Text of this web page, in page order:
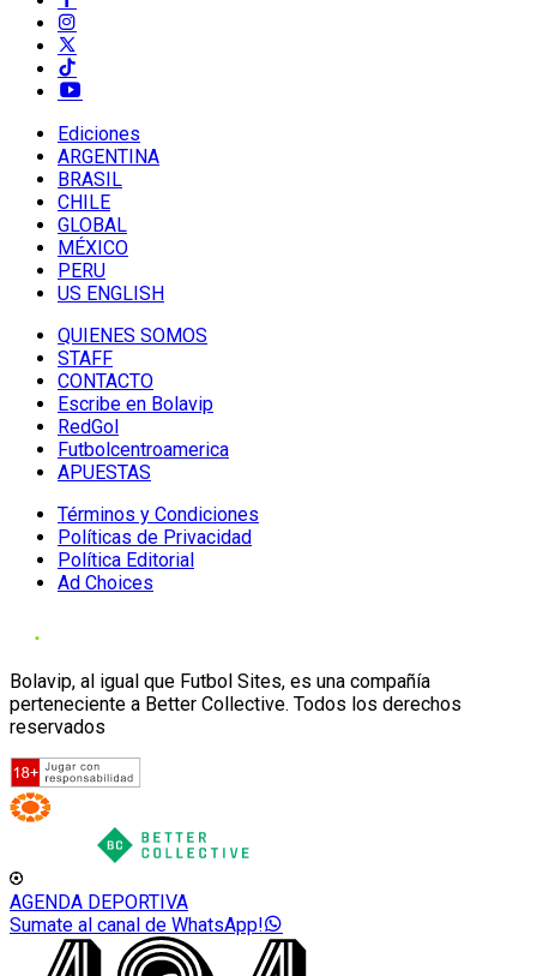
Ediciones
ARGENTINA
BRASIL
CHILE
GLOBAL
MÉXICO
PERU
US ENGLISH
QUIENES SOMOS
STAFF
CONTACTO
Escribe en Bolavip
RedGol
Futbolcentroamerica
APUESTAS
Términos y Condiciones
Políticas de Privacidad
Política Editorial
Ad Choices
Bolavip, al igual que Futbol Sites, es una compañía
perteneciente a Better Collective. Todos los derechos
reservados
AGENDA DEPORTIVA
Sumate al canal de WhatsApp!